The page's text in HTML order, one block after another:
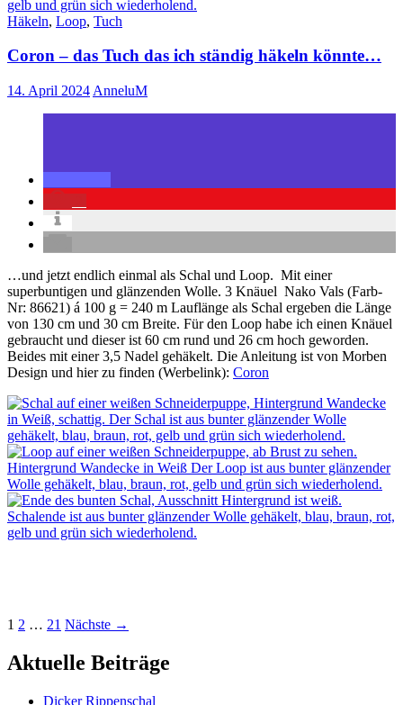
Häkeln, Loop, Tuch
Coron – das Tuch das ich ständig häkeln könnte…
14. April 2024 AnneluM
…und jetzt endlich einmal als Schal und Loop. Mit einer
superbuntigen und glänzenden Wolle. 3 Knäuel Nako Vals (Farb-
Nr: 86621) á 100 g = 240 m Lauflänge als Schal ergeben die Länge
von 130 cm und 30 cm Breite. Für den Loop habe ich einen Knäuel
gebraucht und dieser ist 60 cm rund und 26 cm hoch geworden.
Beides mit einer 3,5 Nadel gehäkelt. Die Anleitung ist von Morben
Design und hier zu finden (Werbelink): Coron
Beitragsnavigation
1 2 … 21 Nächste →
Aktuelle Beiträge
Dicker Rippenschal